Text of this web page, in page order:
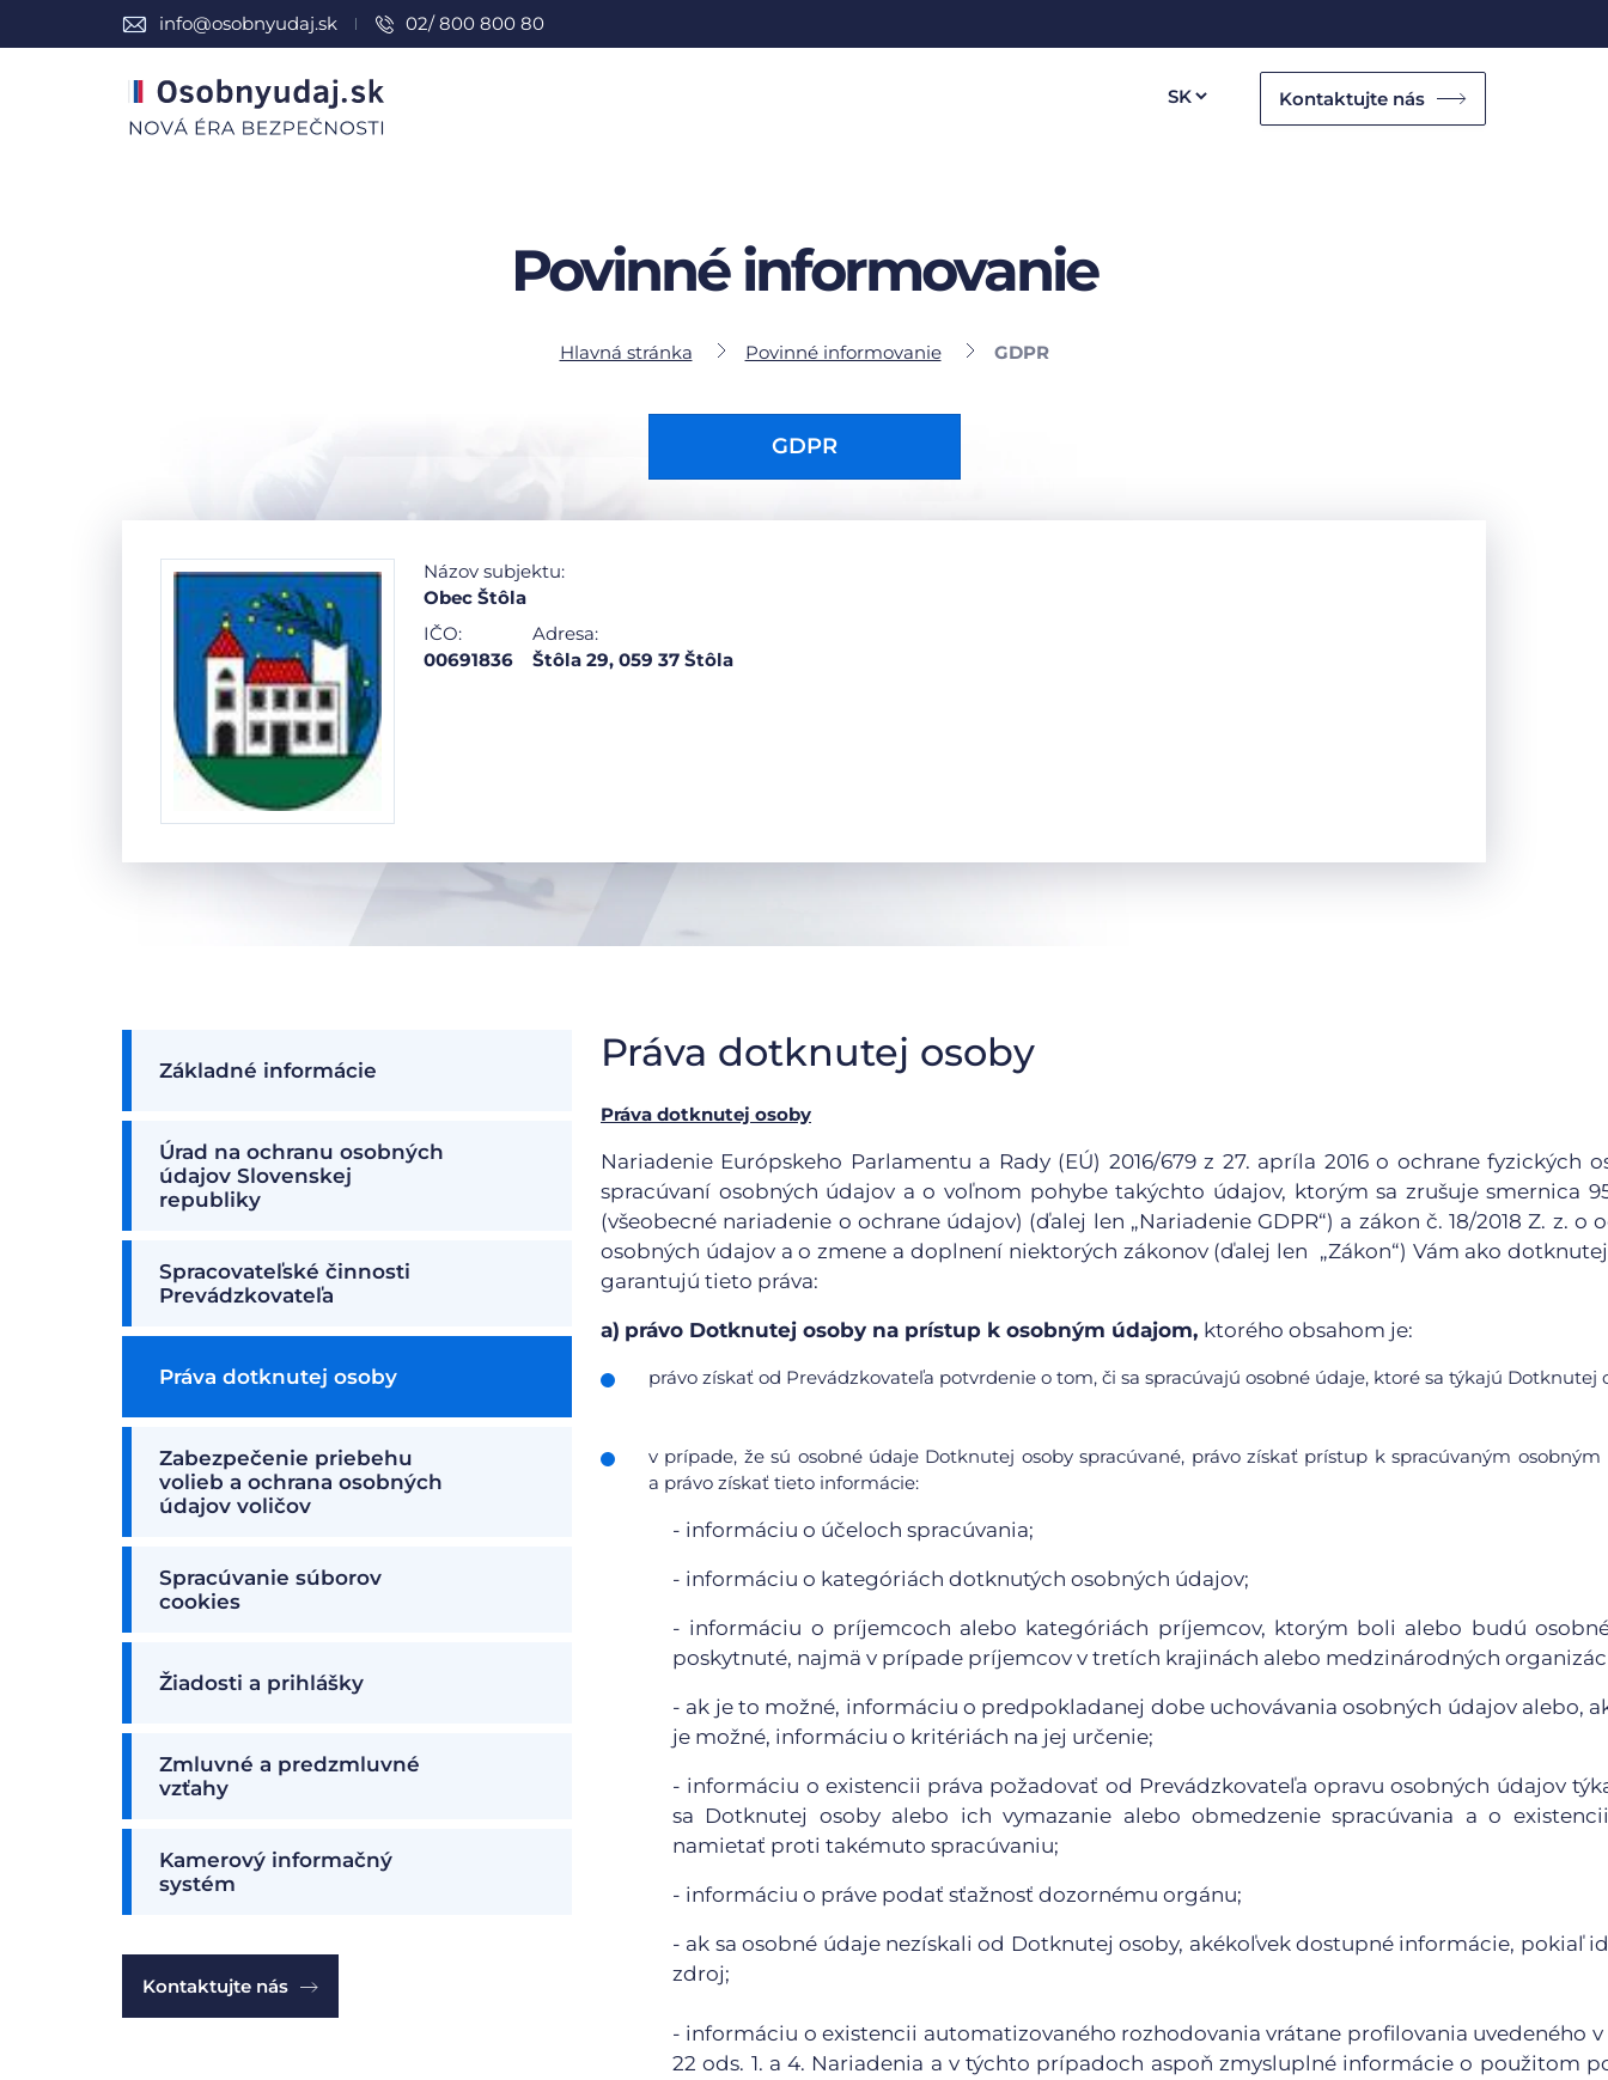
info@osobnyudaj.sk 02/ 800 800 80
Kontaktujte nás
Povinné informovanie
Hlavná stránka Povinné informovanie GDPR
GDPR
Názov subjektu:
Obec Štôla
IČO:
00691836
Adresa:
Štôla 29, 059 37 Štôla
Základné informácie
Úrad na ochranu osobných
údajov Slovenskej
republiky
Spracovateľské činnosti
Prevádzkovateľa
Práva dotknutej osoby
Zabezpečenie priebehu
volieb a ochrana osobných
údajov voličov
Spracúvanie súborov
cookies
Žiadosti a prihlášky
Zmluvné a predzmluvné
vzťahy
Kamerový informačný
systém
Kontaktujte nás
Práva dotknutej osoby
Práva dotknutej osoby
Nariadenie Európskeho Parlamentu a Rady (EÚ) 2016/679 z 27. apríla 2016 o ochrane fyzických
spracúvaní osobných údajov a o voľnom pohybe takýchto údajov, ktorým sa zrušuje smernica
(všeobecné nariadenie o ochrane údajov) (ďalej len „Nariadenie GDPR“) a zákon č. 18/2018 Z. z. o
osobných údajov a o zmene a doplnení niektorých zákonov (ďalej len „Zákon“) Vám ako
garantujú tieto práva:
a) právo Dotknutej osoby na prístup k osobným údajom, ktorého obsahom je:
právo získať od Prevádzkovateľa potvrdenie o tom, či sa spracúvajú osobné údaje, ktoré sa týkajú Dotknutej
v prípade, že sú osobné údaje Dotknutej osoby spracúvané, právo získať prístup k spracúvaným
a právo získať tieto informácie:
- informáciu o účeloch spracúvania;
- informáciu o kategóriách dotknutých osobných údajov;
- informáciu o príjemcoch alebo kategóriách príjemcov, ktorým boli alebo budú
poskytnuté, najmä v prípade príjemcov v tretích krajinách alebo medzinárodných
- ak je to možné, informáciu o predpokladanej dobe uchovávania osobných údajov alebo,
je možné, informáciu o kritériách na jej určenie;
- informáciu o existencii práva požadovať od Prevádzkovateľa opravu osobných údajov
sa Dotknutej osoby alebo ich vymazanie alebo obmedzenie spracúvania a o
namietať proti takémuto spracúvaniu;
- informáciu o práve podať sťažnosť dozornému orgánu;
- ak sa osobné údaje nezískali od Dotknutej osoby, akékoľvek dostupné informácie, pokiaľ
zdroj;
- informáciu o existencii automatizovaného rozhodovania vrátane profilovania uvedeného
22 ods. 1. a 4. Nariadenia a v týchto prípadoch aspoň zmysluplné informácie o použitom